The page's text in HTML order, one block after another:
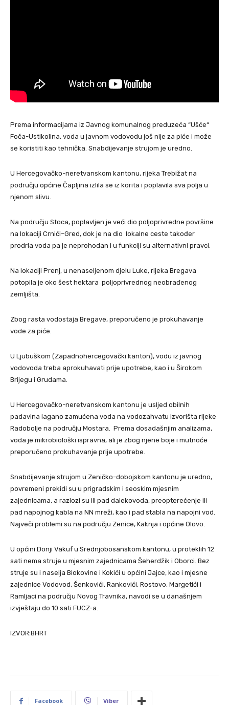
Prema informacijama iz Javnog komunalnog preduzeća “Ušće“
Foča-Ustikolina, voda u javnom vodovodu još nije za piće i može
se koristiti kao tehnička. Snabdijevanje strujom je uredno.
U Hercegovačko-neretvanskom kantonu, rijeka Trebižat na
području općine Čapljina izlila se iz korita i poplavila sva polja u
njenom slivu.
Na području Stoca, poplavljen je veći dio poljoprivredne površine
na lokaciji Crnići–Gred, dok je na dio lokalne ceste također
prodrla voda pa je neprohodan i u funkciji su alternativni pravci.
Na lokaciji Prenj, u nenaseljenom djelu Luke, rijeka Bregava
potopila je oko šest hektara poljoprivrednog neobrađenog
zemljišta.
Zbog rasta vodostaja Bregave, preporučeno je prokuhavanje
vode za piće.
U Ljubuškom (Zapadnohercegovački kanton), vodu iz javnog
vodovoda treba aprokuhavati prije upotrebe, kao i u Širokom
Brijegu i Grudama.
U Hercegovačko-neretvanskom kantonu je usljed obilnih
padavina lagano zamućena voda na vodozahvatu izvorišta rijeke
Radobolje na području Mostara. Prema dosadašnjim analizama,
voda je mikrobiološki ispravna, ali je zbog njene boje i mutnoće
preporučeno prokuhavanje prije upotrebe.
Snabdijevanje strujom u Zeničko-dobojskom kantonu je uredno,
povremeni prekidi su u prigradskim i seoskim mjesnim
zajednicama, a razlozi su ili pad dalekovoda, preopterećenje ili
pad napojnog kabla na NN mreži, kao i pad stabla na napojni vod.
Največi problemi su na području Zenice, Kaknja i općine Olovo.
U općini Donji Vakuf u Srednjobosanskom kantonu, u proteklih 12
sati nema struje u mjesnim zajednicama Šeherdžik i Oborci. Bez
struje su i naselja Biokovine i Kokići u općini Jajce, kao i mjesne
zajednice Vodovod, Šenkovići, Rankovići, Rostovo, Margetići i
Ramljaci na području Novog Travnika, navodi se u današnjem
izvještaju do 10 sati FUCZ-a.
IZVOR:BHRT
Facebook Viber